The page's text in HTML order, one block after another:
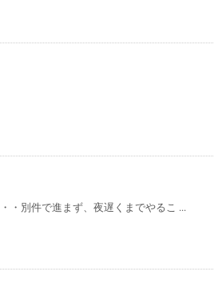
・別件で進まず、夜遅くまでやるこ ...